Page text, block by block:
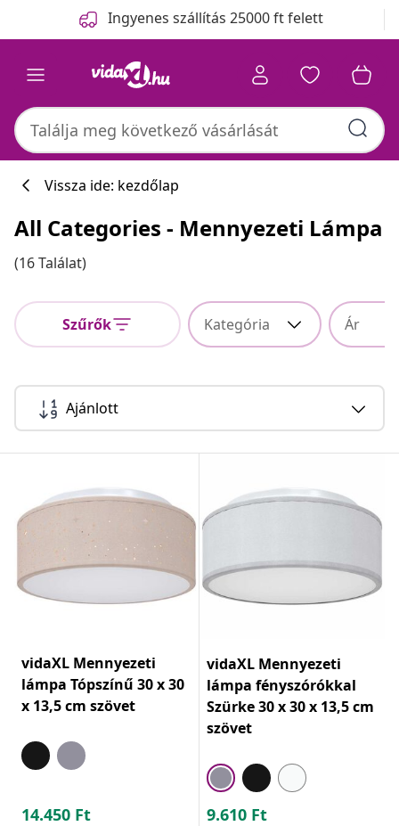
Ingyenes szállítás 25000 ft felett
Vissza ide: kezdőlap
All Categories - Mennyezeti Lámpa
(16 Találat)
Szűrők Kategória Ár
Ajánlott
vidaXL Mennyezeti
lámpa Tópszínű 30 x 30
x 13,5 cm szövet
14.450 Ft
vidaXL Mennyezeti
lámpa fényszórókkal
Szürke 30 x 30 x 13,5 cm
szövet
9.610 Ft